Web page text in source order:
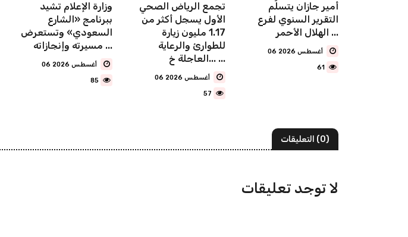
وزارة الإعلام تشيد
ببرنامج «الشارع
السعودي» وتستعرض
مسيرته وإنجازاته ...
85
تجمع الرياض الصحي
الأول يسجل أكثر من
1.17 مليون زيارة
للطوارئ والرعاية
العاجلة خ... ...
57
أمير جازان يتسلّم
التقرير السنوي لفرع
الهلال الأحمر ...
61
(0) التعليقات
لا توجد تعليقات